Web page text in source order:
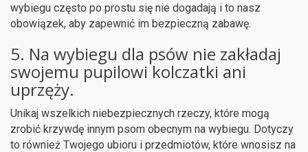
wybiegu często po prostu się nie dogadają i to nasz
obowiązek, aby zapewnić im bezpieczną zabawę.
5. Na wybiegu dla psów nie zakładaj
swojemu pupilowi kolczatki ani
uprzęży.
Unikaj wszelkich niebezpiecznych rzeczy, które mogą
zrobić krzywdę innym psom obecnym na wybiegu. Dotyczy
to również Twojego ubioru i przedmiotów, które wnosisz na